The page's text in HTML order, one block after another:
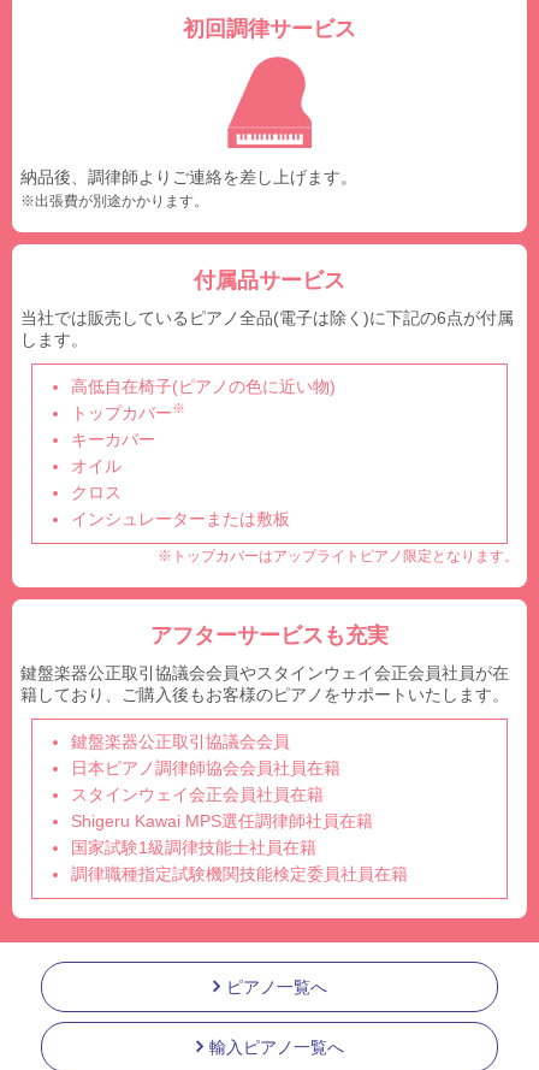
初回調律サービス
納品後、調律師よりご連絡を差し上げます。
※出張費が別途かかります。
付属品サービス
当社では販売しているピアノ全品(電子は除く)に下記の6点が付属
します。
高低自在椅子(ピアノの色に近い物)
トップカバー※
キーカバー
オイル
クロス
インシュレーターまたは敷板
※トップカバーはアップライトピアノ限定となります。
アフターサービスも充実
鍵盤楽器公正取引協議会会員やスタインウェイ会正会員社員が在
籍しており、ご購入後もお客様のピアノをサポートいたします。
鍵盤楽器公正取引協議会会員
日本ピアノ調律師協会会員社員在籍
スタインウェイ会正会員社員在籍
Shigeru Kawai MPS選任調律師社員在籍
国家試験1級調律技能士社員在籍
調律職種指定試験機関技能検定委員社員在籍
ピアノ一覧へ
輸入ピアノ一覧へ